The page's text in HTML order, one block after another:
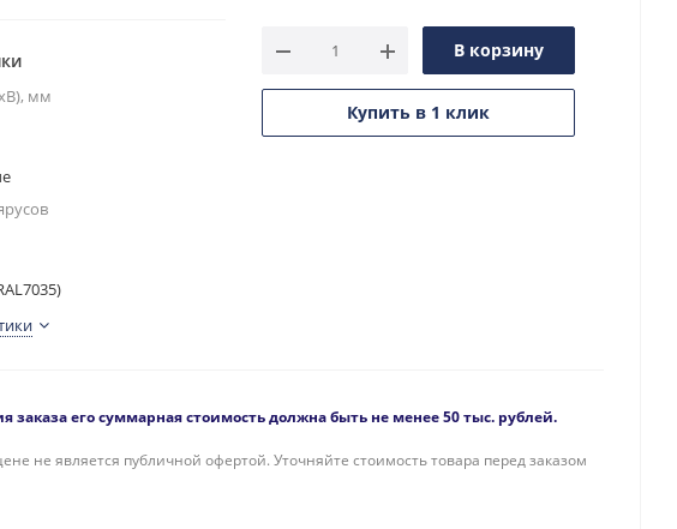
мм
В корзину
Купить в 1 клик
заказа его суммарная стоимость должна быть не менее 50 тыс. рублей.
не является публичной офертой. Уточняйте стоимость товара перед заказом